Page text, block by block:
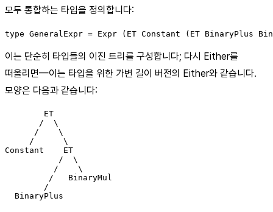
모두 통합하는 타입을 정의합니다:
type GeneralExpr = Expr (ET Constant (ET BinaryPlus
이는 단순히 타입들의 이진 트리를 구성합니다; 다시 Either를
떠올리면—이는 타입을 위한 가변 길이 버전의 Either와 같습니다.
모양은 다음과 같습니다:
        ET
       /  \
      /    \
     /      \
Constant    ET
           /  \
          /    \
         /   BinaryMul
        /